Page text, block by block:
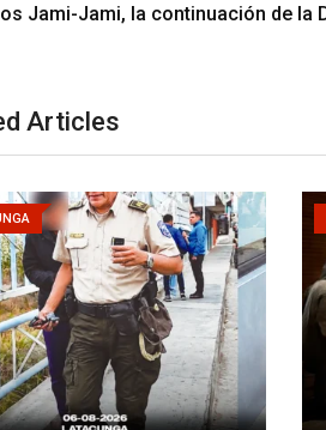
Jami-Jami, la continuación de la
Articles